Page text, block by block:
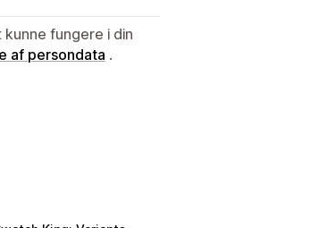
fungere i din
af persondata .